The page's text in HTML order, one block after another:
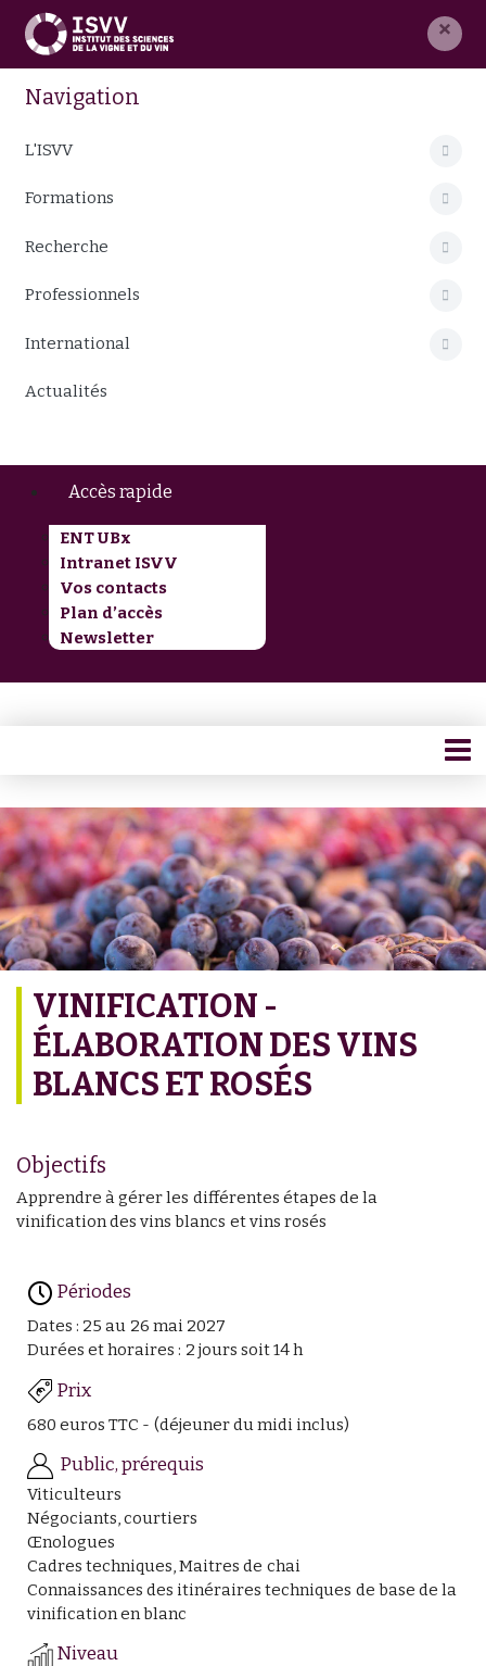
×
Navigation
L'ISVV
Formations
Recherche
Professionnels
International
Actualités
Accès rapide
ENT UBx
Intranet ISVV
Vos contacts
Plan d’accès
Newsletter
VINIFICATION -
ÉLABORATION DES VINS
BLANCS ET ROSÉS
Objectifs
Apprendre à gérer les différentes étapes de la
vinification des vins blancs et vins rosés
Périodes
Dates : 25 au 26 mai 2027
Durées et horaires : 2 jours soit 14 h
Prix
680 euros TTC - (déjeuner du midi inclus)
Public, prérequis
Viticulteurs
Négociants, courtiers
Œnologues
Cadres techniques, Maitres de chai
Connaissances des itinéraires techniques de base de la
vinification en blanc
Niveau